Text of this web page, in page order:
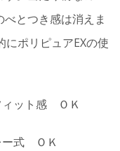
とつき感は消えま
にポリピュアEXの使
ィット感 ＯＫ
ー式 ＯＫ